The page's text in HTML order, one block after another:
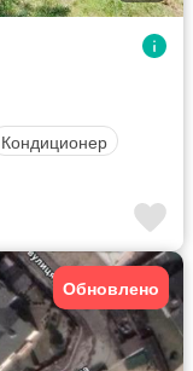
Кондиционер
Обновлено